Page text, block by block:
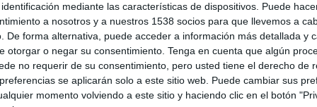
mediante las características de dispositivos. Puede
a nosotros y a nuestros 1538 socios para que llevemos a
De forma alternativa, puede acceder a información más detallada y
otorgar o negar su consentimiento. Tenga en cuenta que algún
no requerir de su consentimiento, pero usted tiene el derecho de
se aplicarán solo a este sitio web. Puede cambiar sus
momento volviendo a este sitio y haciendo clic en el botón
si el nivel de inversión es alto o bajo, también es
que aportan los insights obtenidos desde proyectos
las áreas de la empresa. Hoy en día, muchos de estos
en “silos”,señala. Verentrevista completaaqui
Domingo (República Dominicana) y con un MBA
de Empresas), de la Universidad Autónoma de